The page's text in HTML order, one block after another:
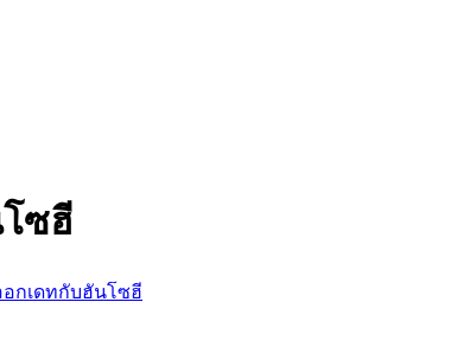
ซฮี
กเดทกับฮันโซฮี